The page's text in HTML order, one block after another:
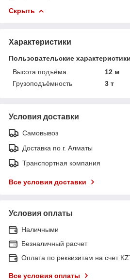
Скрыть
Характеристики
Пользовательские характеристики
Высота подъёма
12 м
Грузоподъёмность
3 т
Условия доставки
Самовывоз
Доставка по г. Алматы
Транспортная компания
Все условия доставки
Условия оплаты
Наличными
Безналичный расчет
Оплата по реквизитам на счет
Все условия оплаты